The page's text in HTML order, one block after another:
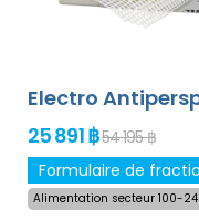
votre langue.
Electro
25 891 ฿54 195 ฿
Formulaire de
Alimentation secteur 100-